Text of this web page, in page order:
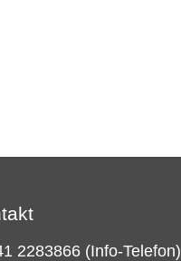
2283866 (Info-Telefon)